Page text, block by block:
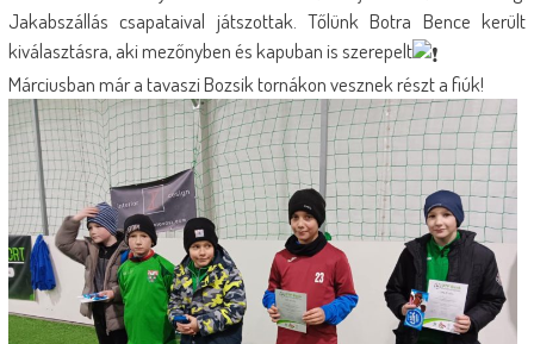
Jakabszállás csapataival játszottak. Tőlünk Botra Bence került
kiválasztásra, aki mezőnyben és kapuban is szerepelt
Márciusban már a tavaszi Bozsik tornákon vesznek részt a fiúk!